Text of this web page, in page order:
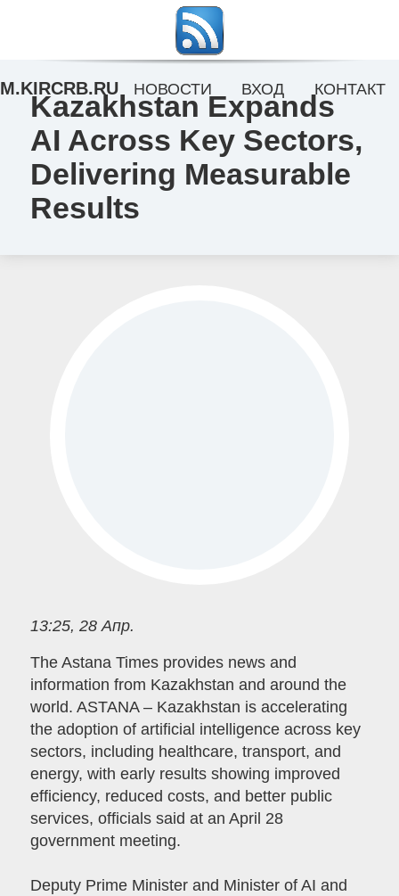
Kazakhstan Expands
AI Across Key Sectors,
Delivering Measurable
Results
13:25, 28 Апр.
The Astana Times provides news and
information from Kazakhstan and around the
world. ASTANA – Kazakhstan is accelerating
the adoption of artificial intelligence across key
sectors, including healthcare, transport, and
energy, with early results showing improved
efficiency, reduced costs, and better public
services, officials said at an April 28
government meeting.
Deputy Prime Minister and Minister of AI and
M.KIRCRB.RU НОВОСТИ ВХОД КОНТАКТ